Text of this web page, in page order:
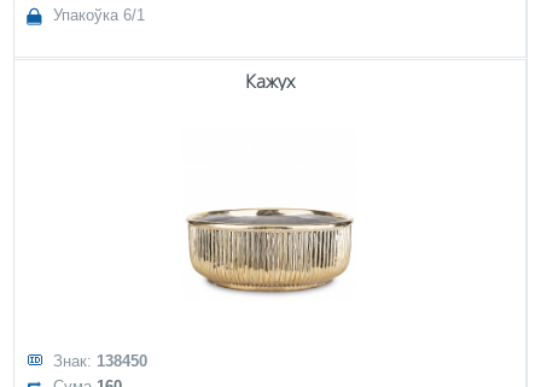
Упакоўка 6/1
Кажух
Знак: 138450